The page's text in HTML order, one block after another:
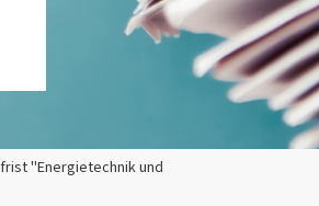
"Energietechnik und